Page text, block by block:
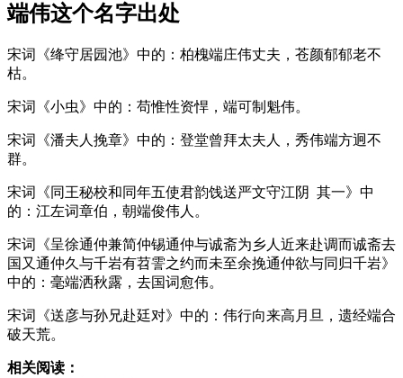
端伟这个名字出处
宋词《绛守居园池》中的：柏槐端庄伟丈夫，苍颜郁郁老不
枯。
宋词《小虫》中的：苟惟性资悍， 端可制魁伟。
宋词《潘夫人挽章》中的：登堂曾拜太夫人，秀伟端方迥不
群。
宋词《同王秘校和同年五使君韵饯送严文守江阴 其一》中
的：江左词章伯，朝端俊伟人。
宋词《呈徐通仲兼简仲锡通仲与诚斋为乡人近来赴调而诚斋去
国又通仲久与千岩有苕霅之约而未至余挽通仲欲与同归千岩》
中的：毫端洒秋露，去国词愈伟。
宋词《送彦与孙兄赴廷对》中的： 伟行向来高月旦，遗经端合
破天荒。
相关阅读：